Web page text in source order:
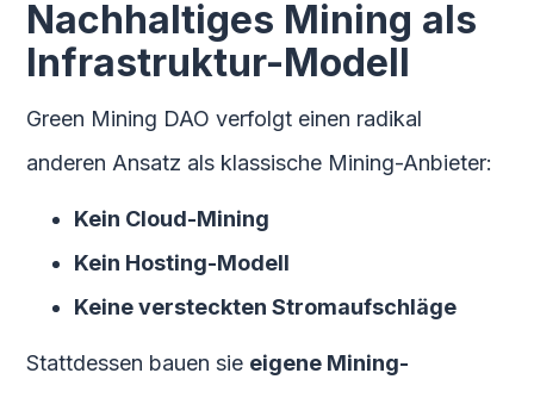
Nachhaltiges Mining als
Infrastruktur-Modell
Green Mining DAO verfolgt einen radikal
anderen Ansatz als klassische Mining-Anbieter:
Kein Cloud-Mining
Kein Hosting-Modell
Keine versteckten Stromaufschläge
Stattdessen bauen sie eigene Mining-